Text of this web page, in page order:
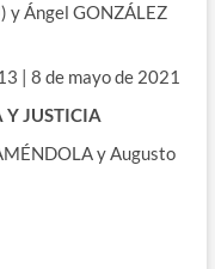
y Ángel GONZÁLEZ
| 8 de mayo de 2021
Y JUSTICIA
y Augusto